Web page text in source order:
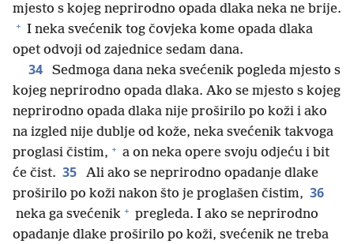
mjesto s kojeg neprirodno opada dlaka neka ne brije.
+ I neka svećenik tog čovjeka kome opada dlaka
opet odvoji od zajednice sedam dana.
34
Sedmoga dana neka svećenik pogleda mjesto s
kojeg neprirodno opada dlaka. Ako se mjesto s kojeg
neprirodno opada dlaka nije proširilo po koži i ako
na izgled nije dublje od kože, neka svećenik takvoga
proglasi čistim, + a on neka opere svoju odjeću i bit
će čist. 35
Ali ako se neprirodno opadanje dlake
proširilo po koži nakon što je proglašen čistim, 36
neka ga svećenik + pregleda. I ako se neprirodno
opadanje dlake proširilo po koži, svećenik ne treba